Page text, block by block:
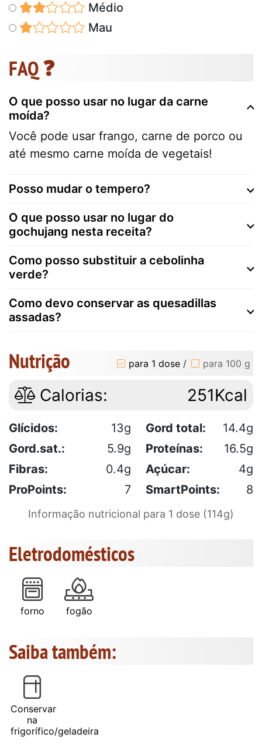
Médio
Mau
FAQ ❓
O que posso usar no lugar da carne
moída?
Você pode usar frango, carne de porco ou
até mesmo carne moída de vegetais!
Posso mudar o tempero?
O que posso usar no lugar do
gochujang nesta receita?
Como posso substituir a cebolinha
verde?
Como devo conservar as quesadillas
assadas?
Nutrição para 1 dose / para 100 g
Calorias: 251Kcal
Glícidos: 13g Gord total:
14.4g
Gord.sat.:
5.9g Proteínas:
16.5g
Fibras:
0.4g Açúcar:
4g
ProPoints:
7 SmartPoints: 8
Informação nutricional para 1 dose (114g)
Eletrodomésticos
forno fogão
Saiba também:
Conservar
na
frigorífico/geladeira